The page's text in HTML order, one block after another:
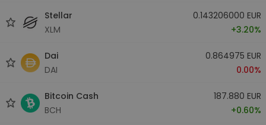
Stellar
XLM
0.143206000 EUR
+3.20%
Dai
DAI
0.864975 EUR
0.00%
Bitcoin Cash
BCH
187.880 EUR
+0.60%